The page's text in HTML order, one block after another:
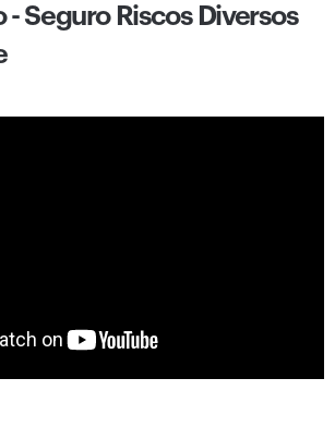
- Seguro Riscos Diversos